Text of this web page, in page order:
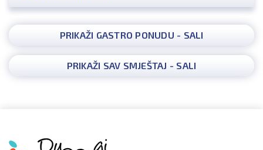
PRIKAŽI GASTRO PONUDU - SALI
PRIKAŽI SAV SMJEŠTAJ - SALI